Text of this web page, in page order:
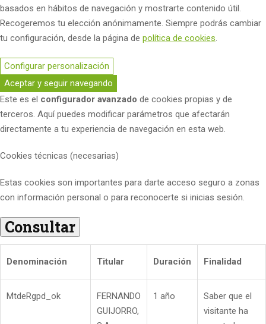
basados en hábitos de navegación y mostrarte contenido útil.
Recogeremos tu elección anónimamente. Siempre podrás cambiar
tu configuración, desde la página de política de cookies.
Configurar personalización
Aceptar y seguir navegando
Este es el configurador avanzado de cookies propias y de
terceros. Aquí puedes modificar parámetros que afectarán
directamente a tu experiencia de navegación en esta web.
Cookies técnicas (necesarias)
Estas cookies son importantes para darte acceso seguro a zonas
con información personal o para reconocerte si inicias sesión.
Consultar
Denominación Titular Duración Finalidad
MtdeRgpd_ok
FERNANDO
GUIJORRO,
1 año
Saber que el
visitante ha